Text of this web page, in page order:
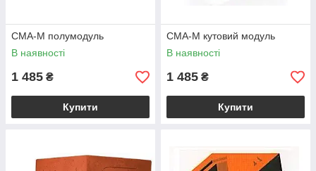
CMA-M полумодуль
В наявності
1 485 ₴
Купити
CMA-M кутовий модуль
В наявності
1 485 ₴
Купити